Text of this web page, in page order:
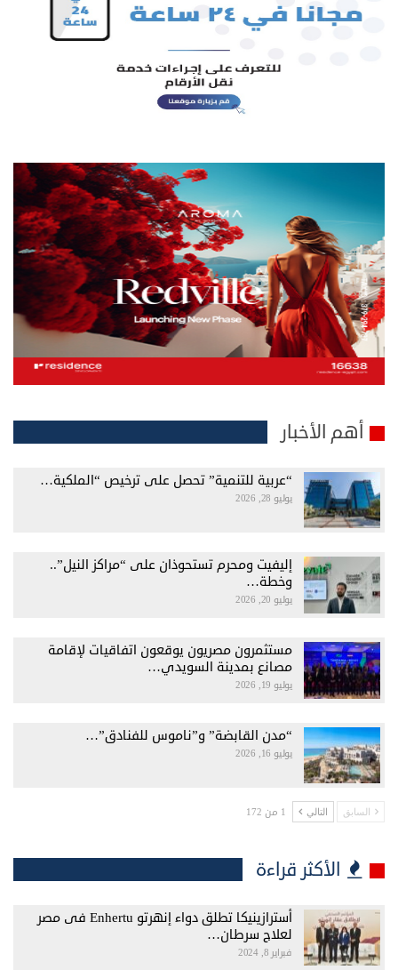
أهم الأخبار
“عربية للتنمية” تحصل على ترخيص “الملكية…
يوليو 28, 2026
إليفيت ومحرم تستحوذان على “مراكز النيل”..
وخطة…
يوليو 20, 2026
مستثمرون مصريون يوقعون اتفاقيات لإقامة
مصانع بمدينة السويدي…
يوليو 19, 2026
“مدن القابضة” و”ناموس للفنادق”…
يوليو 16, 2026
السابق التالي 1 من 172
الأكثر قراءة
أسترازينيكا تطلق دواء إنهرتو Enhertu فى مصر
لعلاج سرطان…
فبراير 8, 2024